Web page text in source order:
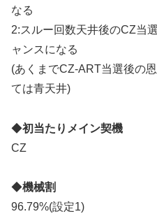
なる
2:スルー回数天井後のCZ当
ャンスになる
(あくまでCZ-ART当選後の
ては青天井)
◆初当たりメイン契機
CZ
◆機械割
96.79%(設定1)